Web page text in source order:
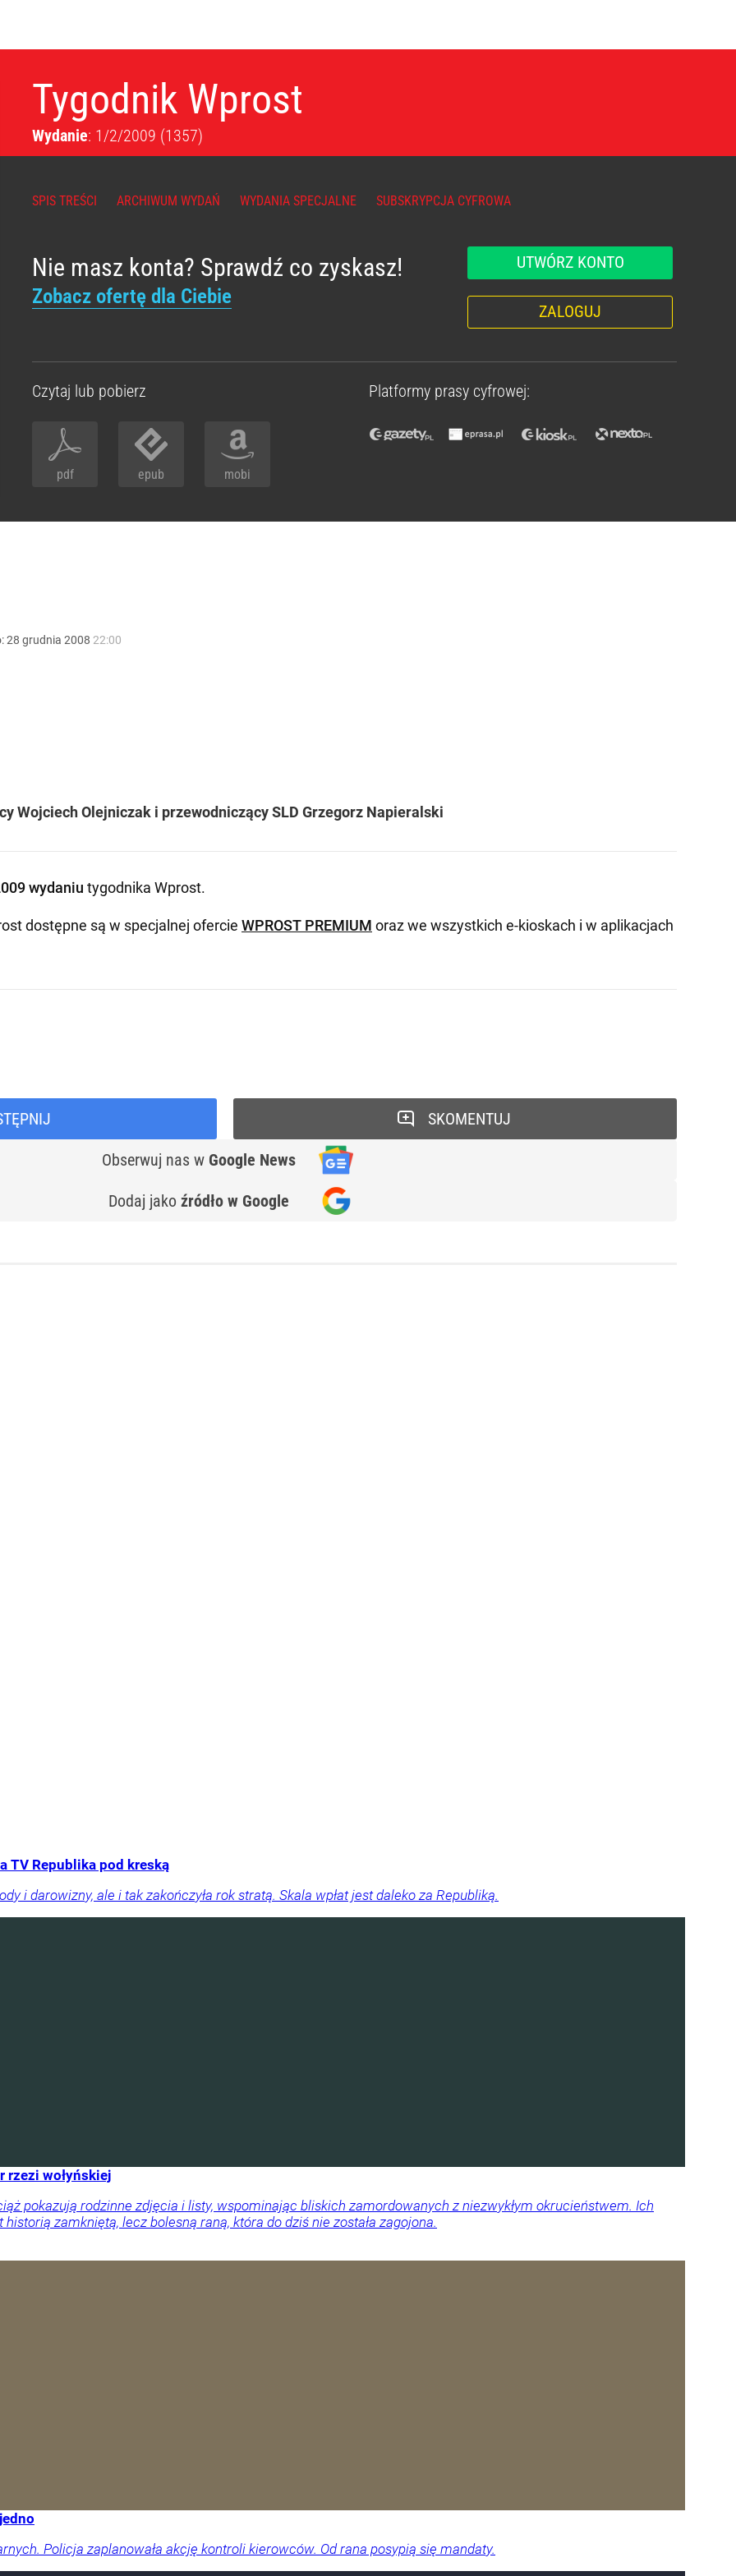
Tygodnik Wprost
Wydanie: 1/2/2009 (1357)
SPIS TREŚCI ARCHIWUM WYDAŃ WYDANIA SPECJALNE SUBSKRYPCJA CYFROWA
Nie masz konta? Sprawdź co zyskasz!
Zobacz ofertę dla Ciebie
UTWÓRZ KONTO
ZALOGUJ
Czytaj lub pobierz
pdf epub mobi
Platformy prasy cyfrowej:
28 grudnia 2008 22:00
Wojciech Olejniczak i przewodniczący SLD Grzegorz Napieralski
wydaniu tygodnika Wprost.
dostępne są w specjalnej ofercie WPROST PREMIUM oraz we wszystkich e-kioskach i w aplikacjach
Obserwuj nas w Google News
Dodaj jako źródło w Google
SKOMENTUJ
TV Republika pod kreską
i darowizny, ale i tak zakończyła rok stratą. Skala wpłat jest daleko za Republiką.
rzezi wołyńskiej
pokazują rodzinne zdjęcia i listy, wspominając bliskich zamordowanych z niezwykłym okrucieństwem. Ich
zamkniętą, lecz bolesną raną, która do dziś nie została zagojona.
Policja zaplanowała akcję kontroli kierowców. Od rana posypią się mandaty.